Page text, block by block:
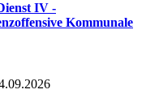
IV -
Kommunale